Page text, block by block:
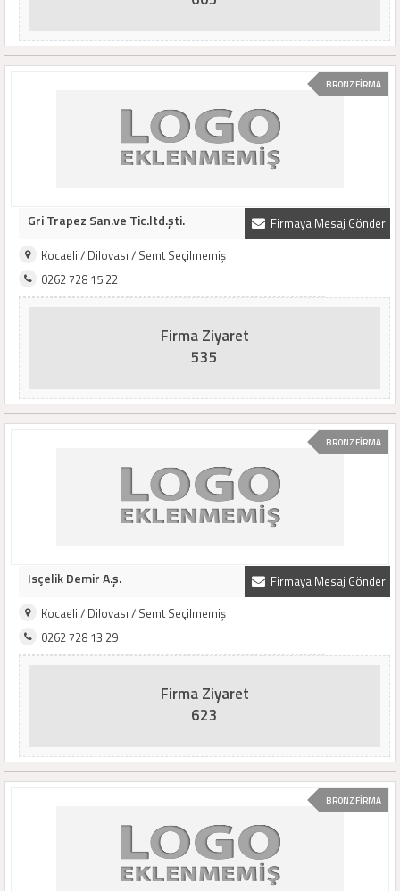
BRONZ FİRMA
Firmaya Mesaj Gönder
Gri Trapez San.ve Tic.ltd.şti.
Kocaeli / Dilovası / Semt Seçilmemiş
0262 728 15 22
Firma Ziyaret
535
BRONZ FİRMA
Firmaya Mesaj Gönder
Isçelik Demir A.ş.
Kocaeli / Dilovası / Semt Seçilmemiş
0262 728 13 29
Firma Ziyaret
623
BRONZ FİRMA